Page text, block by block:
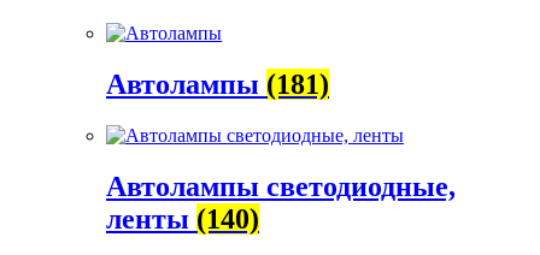
Автолампы (181)
Автолампы светодиодные,
ленты (140)